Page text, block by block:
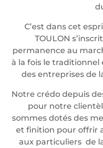
C’est dans cet
TOULON
permanence au
à la fois le traditionnel
des entreprises de
Notre crédo depuis
pour notre
sommes dotés des
et finition pour offrir
aux particuliers de